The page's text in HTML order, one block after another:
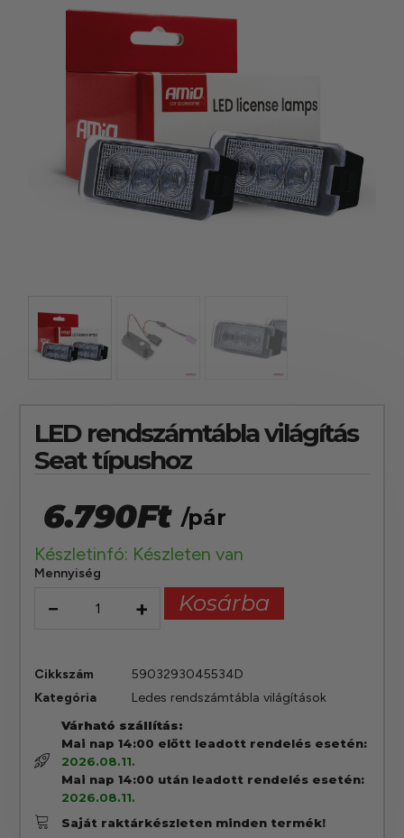
szerepelnek, amelyekben mi is bízunk.
LED rendszámtábla világítás
Seat típushoz
6.790Ft /pár
Készletinfó: Készleten van
Mennyiség
− + Kosárba
Cikkszám
5903293045534D
Kategória
Ledes rendszámtábla világítások
Várható szállítás:
Mai nap 14:00 előtt leadott rendelés esetén:
2026.08.11.
Mai nap 14:00 után leadott rendelés esetén:
2026.08.11.
Saját raktárkészleten minden termék!